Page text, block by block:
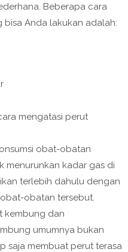
Beberapa cara
Anda lakukan adalah:
mengatasi perut
obat-obatan
menurunkan kadar gas di
terlebih dahulu dengan
obatan tersebut.
kembung dan
umumnya bukan
saja membuat perut terasa